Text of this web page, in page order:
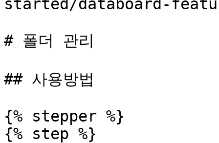
started/databoard-
# 폴더 관리
## 사용방법
{% stepper %}
{% step %}